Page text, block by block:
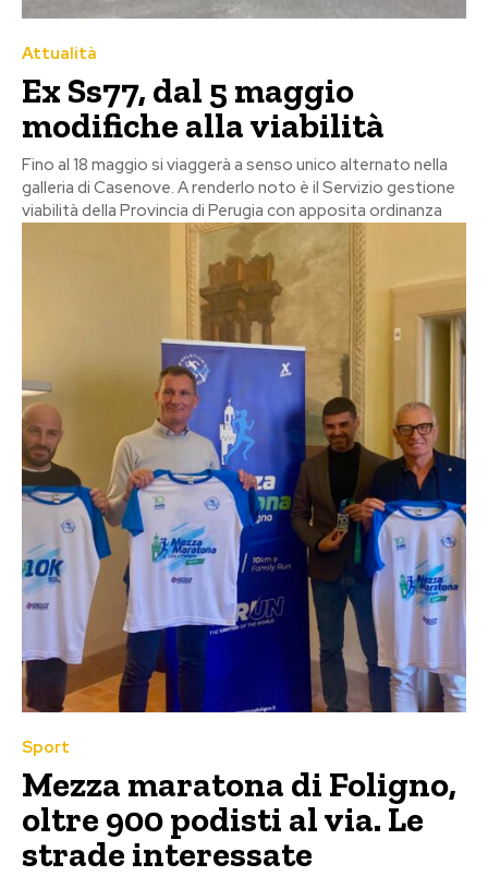
Attualità
Ex Ss77, dal 5 maggio
modifiche alla viabilità
Fino al 18 maggio si viaggerà a senso unico alternato nella
galleria di Casenove. A renderlo noto è il Servizio gestione
viabilità della Provincia di Perugia con apposita ordinanza
Sport
Mezza maratona di Foligno,
oltre 900 podisti al via. Le
strade interessate